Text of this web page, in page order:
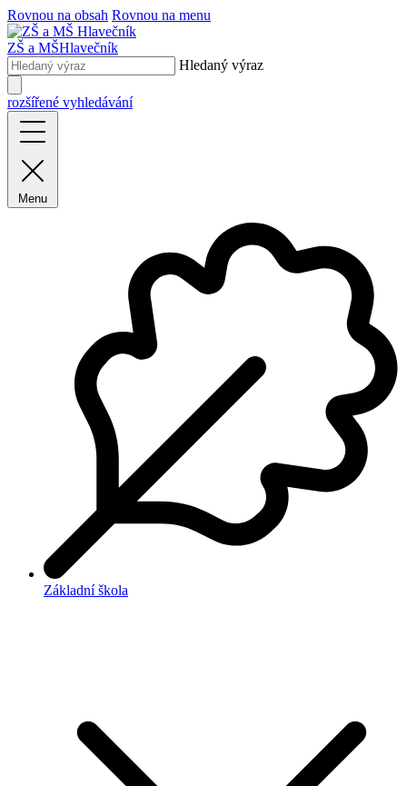
Rovnou na obsah Rovnou na menu
ZŠ a MŠHlavečník
Hledaný výraz
rozšířené vyhledávání
Menu
Základní škola